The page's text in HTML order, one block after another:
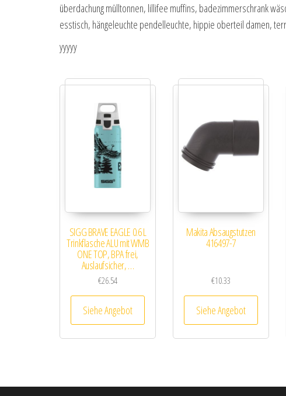
überdachung mülltonnen, lillifee muffins, badezimmerschrank
esstisch, hängeleuchte pendelleuchte, hippie oberteil damen,
yyyyy
SIGG BRAVE EAGLE 0.6 L
Trinkflasche ALU mit WMB
ONE TOP, BPA frei,
Auslaufsicher, …
€26.54
Siehe Angebot
Makita Absaugstutzen
416497-7
€10.33
Siehe Angebot